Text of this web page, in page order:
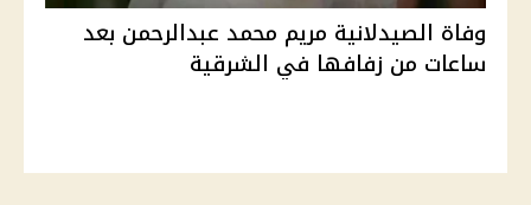
وفاة الصيدلانية مريم محمد عبدالرحمن بعد
ساعات من زفافها في الشرقية